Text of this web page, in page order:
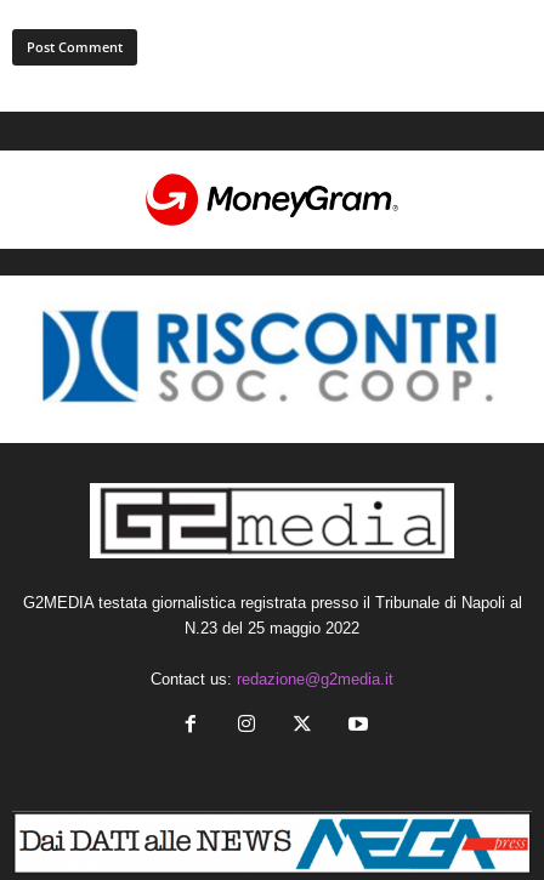
G2MEDIA testata giornalistica registrata presso il Tribunale di Napoli al
N.23 del 25 maggio 2022
Contact us: redazione@g2media.it